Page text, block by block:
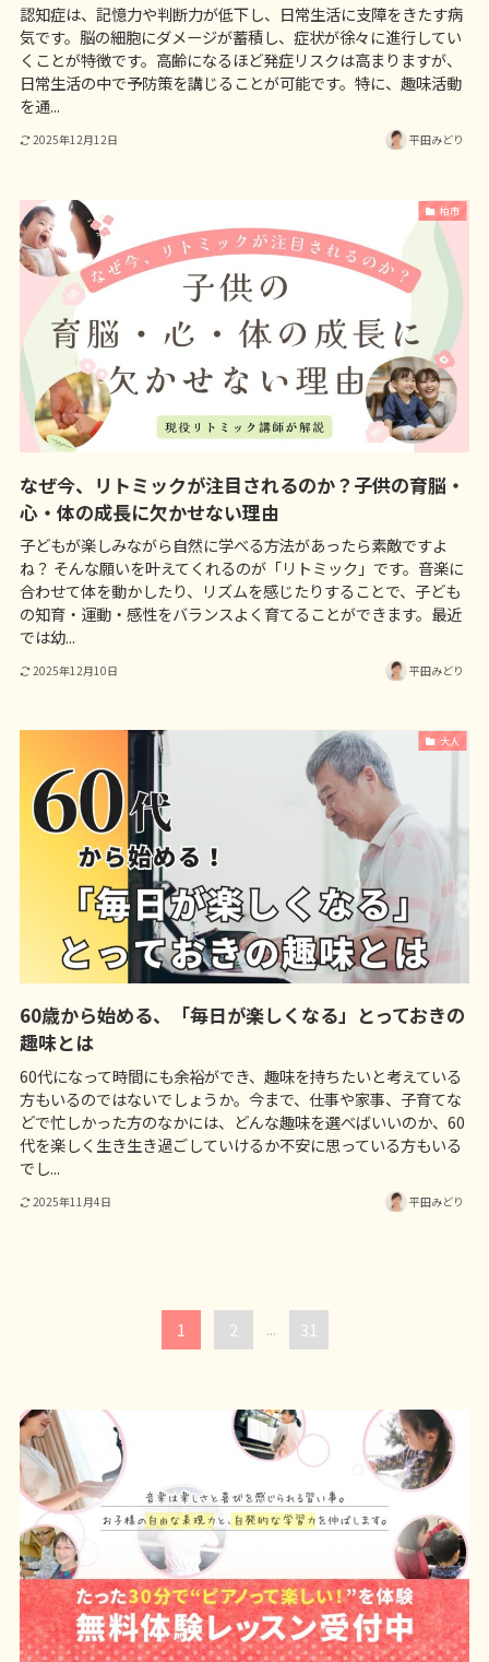
認知症は、記憶力や判断力が低下し、日常生活に支障をきたす病
気です。脳の細胞にダメージが蓄積し、症状が徐々に進行してい
くことが特徴です。高齢になるほど発症リスクは高まりますが、
日常生活の中で予防策を講じることが可能です。特に、趣味活動
を通...
2025年12月12日 平田みどり
柏市
なぜ今、リトミックが注目されるのか？子供の育脳・
心・体の成長に欠かせない理由
子どもが楽しみながら自然に学べる方法があったら素敵ですよ
ね？ そんな願いを叶えてくれるのが「リトミック」です。音楽に
合わせて体を動かしたり、リズムを感じたりすることで、子ども
の知育・運動・感性をバランスよく育てることができます。最近
では幼...
2025年12月10日 平田みどり
大人
60歳から始める、「毎日が楽しくなる」とっておきの
趣味とは
60代になって時間にも余裕ができ、趣味を持ちたいと考えている
方もいるのではないでしょうか。今まで、仕事や家事、子育てな
どで忙しかった方のなかには、どんな趣味を選べばいいのか、60
代を楽しく生き生き過ごしていけるか不安に思っている方もいる
でし...
2025年11月4日 平田みどり
1 2 ... 31